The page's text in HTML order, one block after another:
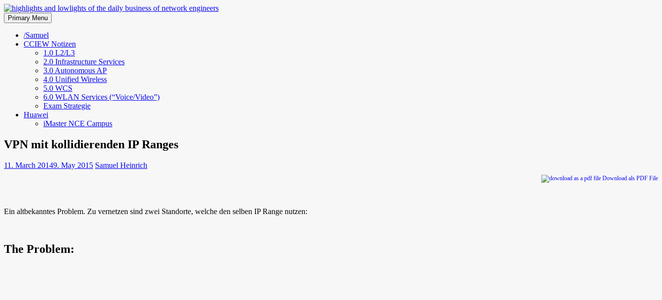
Skip
to
content
highlights and lowlights of the daily business of network engineers
Primary Menu
/Samuel
CCIEW Notizen
1.0 L2/L3
2.0 Infrastructure Services
3.0 Autonomous AP
4.0 Unified Wireless
5.0 WCS
6.0 WLAN Services (“Voice/Video”)
Exam Strategie
Huawei
iMaster NCE Campus
VPN mit kollidierenden IP Ranges
11. March 20149. May 2015 Samuel Heinrich
Download als PDF File
Ein altbekanntes Problem. Zu vernetzen sind zwei Standorte, welche den selben IP Range nutzen:
The Problem: